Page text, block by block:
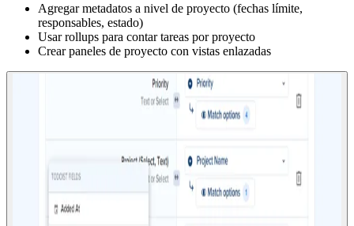
Agregar metadatos a nivel de proyecto (fechas límite,
responsables, estado)
Usar rollups para contar tareas por proyecto
Crear paneles de proyecto con vistas enlazadas